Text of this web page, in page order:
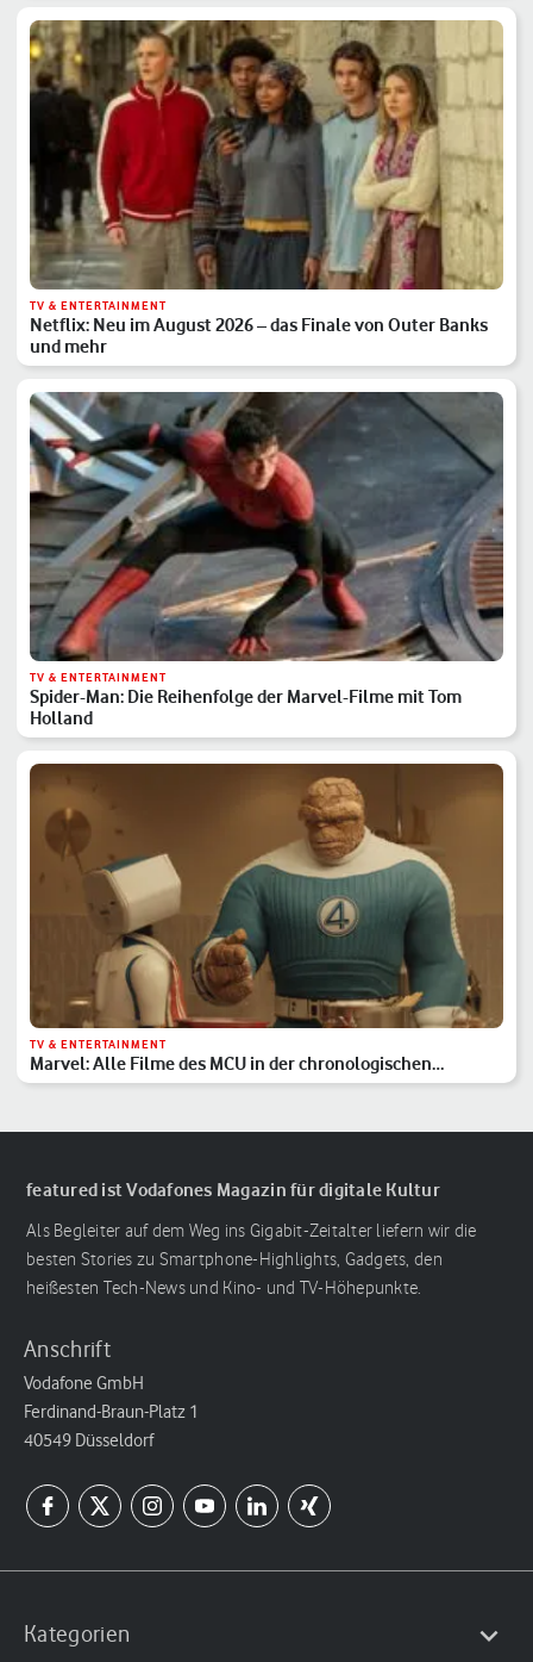
TV & ENTERTAINMENT
Netflix: Neu im August 2026 – das Finale von Outer Banks
und mehr
TV & ENTERTAINMENT
Spider-Man: Die Reihenfolge der Marvel-Filme mit Tom
Holland
TV & ENTERTAINMENT
Marvel: Alle Filme des MCU in der chronologischen
Reihenfolge
featured ist Vodafones Magazin für digitale Kultur
Als Begleiter auf dem Weg ins Gigabit-Zeitalter liefern wir die
besten Stories zu Smartphone-Highlights, Gadgets, den
heißesten Tech-News und Kino- und TV-Höhepunkte.
Anschrift
Vodafone GmbH
Ferdinand-Braun-Platz 1
40549 Düsseldorf
Kategorien